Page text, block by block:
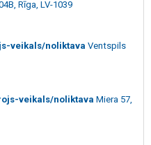
Rīga, LV-1039
veikals/noliktava Ventspils
veikals/noliktava Miera 57,